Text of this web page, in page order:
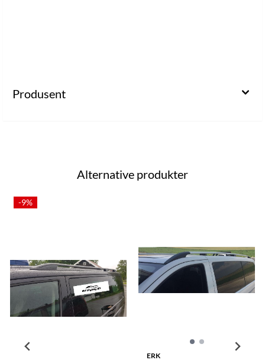
Produsent
Alternative produkter
-9%
ERK